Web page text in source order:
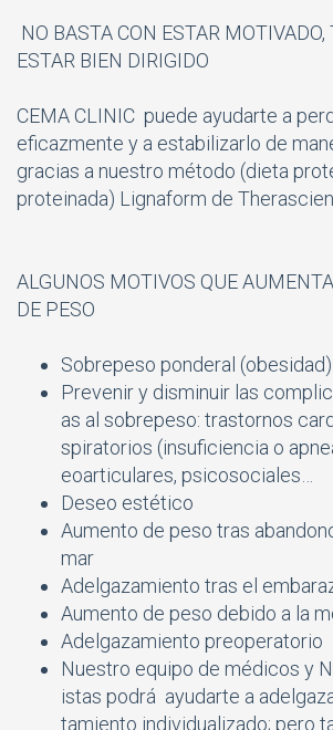
NO BASTA CON ESTAR MOTIVADO,
ESTAR BIEN DIRIGIDO
CEMA CLINIC puede ayudarte a
eficazmente y a estabilizarlo de
gracias a nuestro método (dieta
proteinada) Lignaform de
ALGUNOS MOTIVOS QUE
DE PESO
Sobrepeso ponderal (obesidad)
Prevenir y disminuir las
as al sobrepeso: trastornos
spiratorios (insuficiencia o
eoarticulares, psicosociales…
Deseo estético
Aumento de peso tras
mar
Adelgazamiento tras el
Aumento de peso debido a la
Adelgazamiento preoperatorio
Nuestro equipo de médicos y
istas podrá ayudarte a
tamiento individualizado; pero